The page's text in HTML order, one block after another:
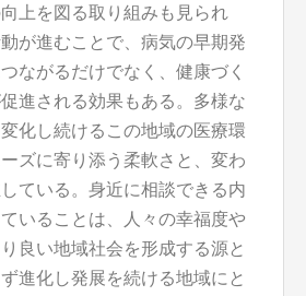
上を図る取り組みも見られ
が進むことで、病気の早期発
ながるだけでなく、健康づく
進される効果もある。多様な
化し続けるこの地域の医療環
ズに寄り添う柔軟さと、変わ
ている。身近に相談できる内
いることは、人々の幸福度や
良い地域社会を形成する源と
進化し発展を続ける地域にと